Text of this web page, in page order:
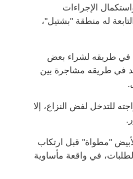
الإجراءات
له منطقة "بشتيل"،
في طريقه لشراء بعض
في طريقه مشاجرة بين
للتدخل لفض النزاع، إلا
"مطواة" قبل ارتكاب
في واقعة مأساوية